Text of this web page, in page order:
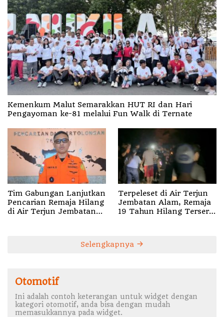
Kemenkum Malut Semarakkan HUT RI dan Hari
Pengayoman ke-81 melalui Fun Walk di Ternate
Tim Gabungan Lanjutkan
Pencarian Remaja Hilang
di Air Terjun Jembatan
Terpeleset di Air Terjun
Jembatan Alam, Remaja
19 Tahun Hilang Terseret
Selengkapnya
Otomotif
Ini adalah contoh keterangan untuk widget dengan
kategori otomotif, anda bisa dengan mudah
memasukkannya pada widget.